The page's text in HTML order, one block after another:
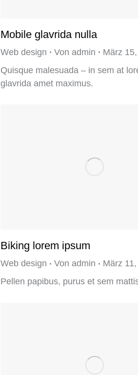
Mobile glavrida nulla
Web design Von admin
März
Quisque malesuada – in sem at
glavrida amet maximus.
Biking lorem ipsum
Web design Von admin
März
Pellen papibus, purus et sem